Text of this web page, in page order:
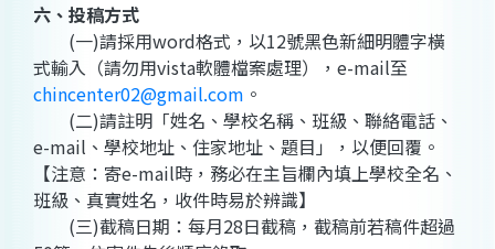
六、投稿方式
(一)請採用word格式，以12號黑色新細明體字橫
式輸入（請勿用vista軟體檔案處理），e-mail至
chincenter02@gmail.com 。
(二)請註明「姓名、學校名稱、班級、聯絡電話、
e-mail、學校地址、住家地址、題目」，以便回覆。
【注意：寄e-mail時，務必在主旨欄內填上學校全名、
班級、真實姓名，收件時易於辨識】
(三)截稿日期：每月28日截稿，截稿前若稿件超過